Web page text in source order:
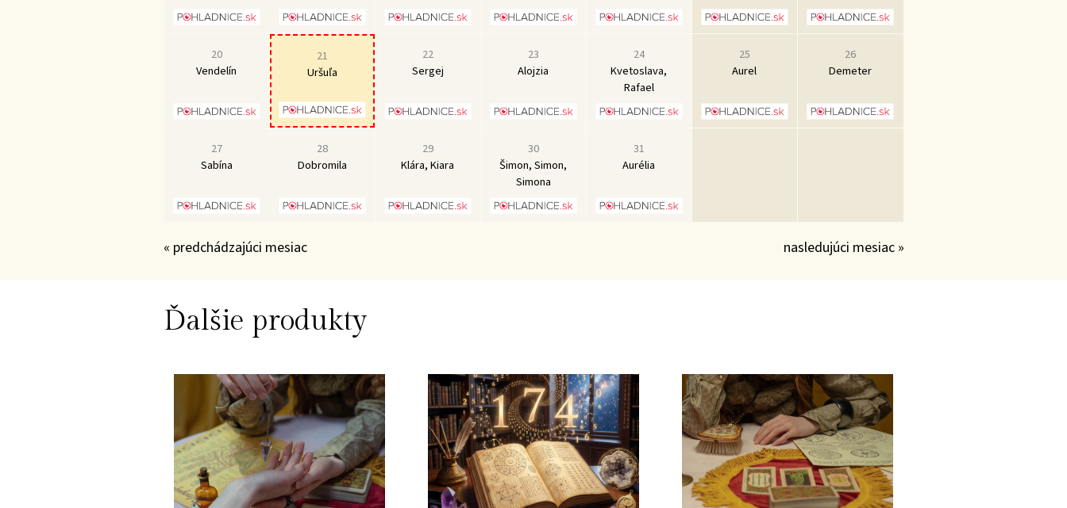
20
Vendelín
21
Uršuľa
22
Sergej
23
Alojzia
24
Kvetoslava,
Rafael
25
Aurel
26
Demeter
27
Sabína
28
Dobromila
29
Klára, Kiara
30
Šimon, Simon,
Simona
31
Aurélia
« predchádzajúci mesiac nasledujúci mesiac »
Ďalšie produkty